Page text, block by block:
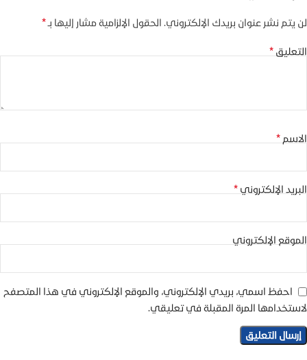
لن يتم نشر عنوان بريدك الإلكتروني. الحقول الإلزامية مشار إليها بـ *
التعليق *
الاسم *
البريد الإلكتروني *
الموقع الإلكتروني
احفظ اسمي، بريدي الإلكتروني، والموقع الإلكتروني في هذا المتصفح
لاستخدامها المرة المقبلة في تعليقي.